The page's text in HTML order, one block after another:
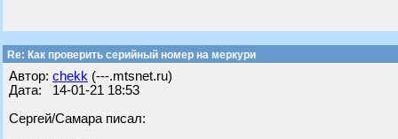
Re: Как проверить серийный номер на меркури
Автор: chekk (---.mtsnet.ru)
Дата: 14-01-21 18:53
Сергей/Самара писал: